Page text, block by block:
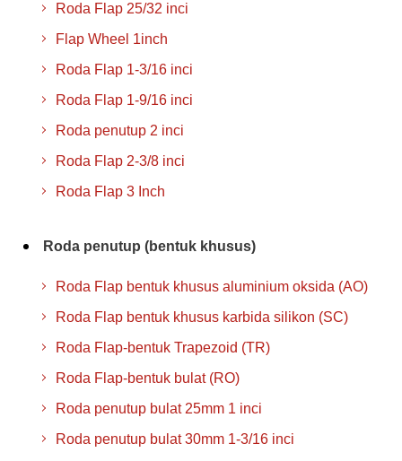
Roda Flap 25/32 inci
Flap Wheel 1inch
Roda Flap 1-3/16 inci
Roda Flap 1-9/16 inci
Roda penutup 2 inci
Roda Flap 2-3/8 inci
Roda Flap 3 Inch
Roda penutup (bentuk khusus)
Roda Flap bentuk khusus aluminium oksida (AO)
Roda Flap bentuk khusus karbida silikon (SC)
Roda Flap-bentuk Trapezoid (TR)
Roda Flap-bentuk bulat (RO)
Roda penutup bulat 25mm 1 inci
Roda penutup bulat 30mm 1-3/16 inci